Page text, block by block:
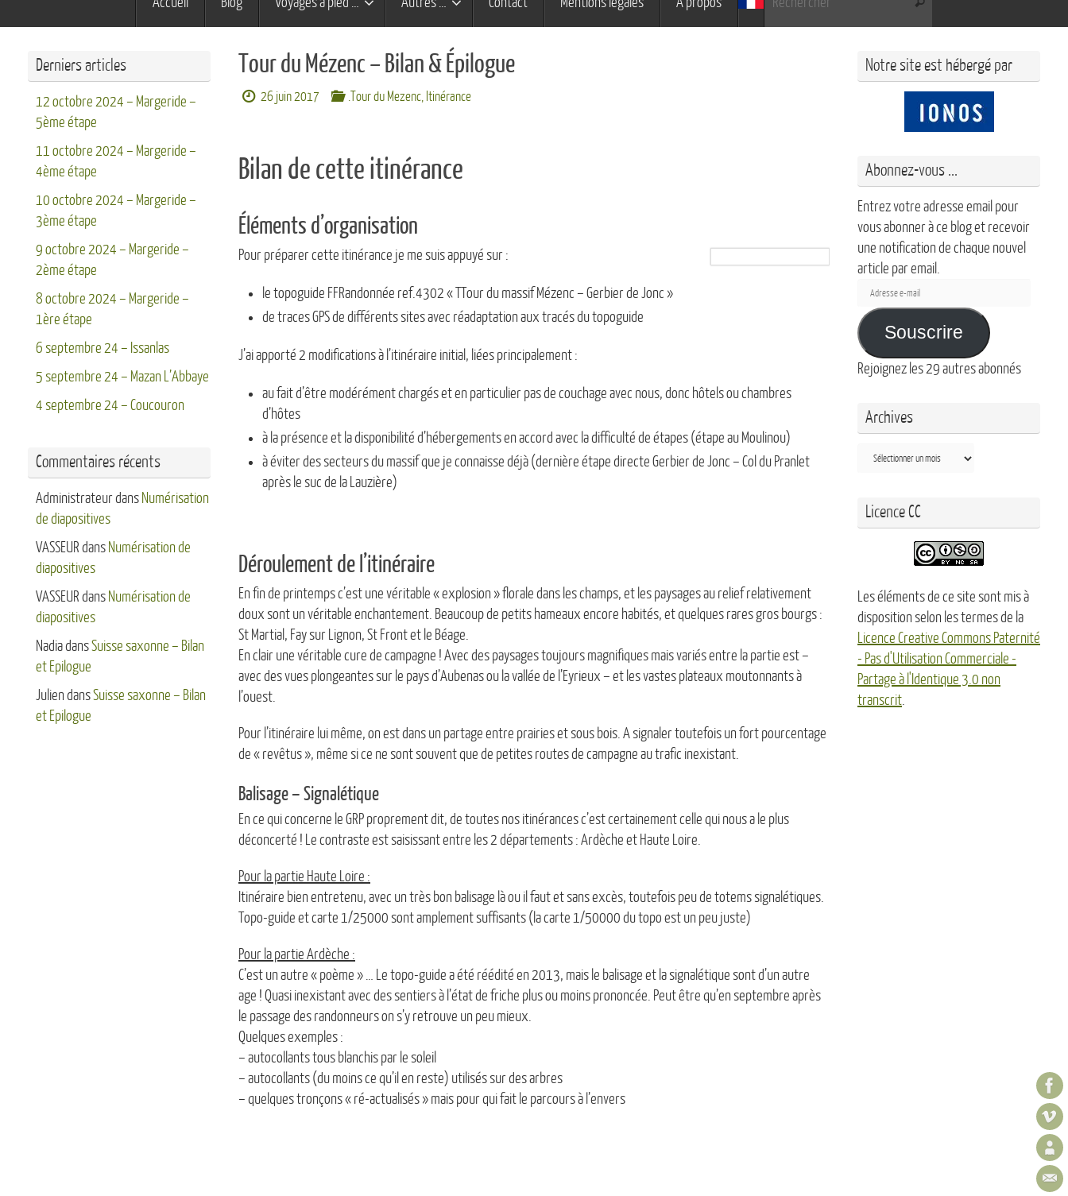
Tour du Mézenc – Bilan & Épilogue
26 juin 2017 .Tour du Mezenc, Itinérance
Bilan de cette itinérance
Éléments d’organisation
Pour préparer cette itinérance je me suis appuyé sur :
le topoguide FFRandonnée ref.4302 « TTour du massif Mézenc – Gerbier de Jonc »
de traces GPS de différents sites avec réadaptation aux tracés du topoguide
J’ai apporté 2 modifications à l’itinéraire initial, liées principalement :
au fait d’être modérément chargés et en particulier pas de couchage avec nous, donc hôtels ou chambres
d’hôtes
à la présence et la disponibilité d’hébergements en accord avec la difficulté de étapes (étape au Moulinou)
à éviter des secteurs du massif que je connaisse déjà (dernière étape directe Gerbier de Jonc – Col du Pranlet
après le suc de la Lauzière)
Déroulement de l’itinéraire
En fin de printemps c’est une véritable « explosion » florale dans les champs, et les paysages au relief relativement
doux sont un véritable enchantement. Beaucoup de petits hameaux encore habités, et quelques rares gros bourgs :
St Martial, Fay sur Lignon, St Front et le Béage.
En clair une véritable cure de campagne ! Avec des paysages toujours magnifiques mais variés entre la partie est –
avec des vues plongeantes sur le pays d’Aubenas ou la vallée de l’Eyrieux – et les vastes plateaux moutonnants à
l’ouest.
Pour l’itinéraire lui même, on est dans un partage entre prairies et sous bois. A signaler toutefois un fort pourcentage
de « revêtus », même si ce ne sont souvent que de petites routes de campagne au trafic inexistant.
Balisage – Signalétique
En ce qui concerne le GRP proprement dit, de toutes nos itinérances c’est certainement celle qui nous a le plus
déconcerté ! Le contraste est saisissant entre les 2 départements : Ardèche et Haute Loire.
Pour la partie Haute Loire :
Itinéraire bien entretenu, avec un très bon balisage là ou il faut et sans excès, toutefois peu de totems signalétiques.
Topo-guide et carte 1/25000 sont amplement suffisants (la carte 1/50000 du topo est un peu juste)
Pour la partie Ardèche :
C’est un autre « poème » … Le topo-guide a été réédité en 2013, mais le balisage et la signalétique sont d’un autre
age ! Quasi inexistant avec des sentiers à l’état de friche plus ou moins prononcée. Peut être qu’en septembre après
le passage des randonneurs on s’y retrouve un peu mieux.
Quelques exemples :
– autocollants tous blanchis par le soleil
– autocollants (du moins ce qu’il en reste) utilisés sur des arbres
– quelques tronçons « ré-actualisés » mais pour qui fait le parcours à l’envers
Derniers articles
12 octobre 2024 – Margeride –
5ème étape
11 octobre 2024 – Margeride –
4ème étape
10 octobre 2024 – Margeride –
3ème étape
9 octobre 2024 – Margeride –
2ème étape
8 octobre 2024 – Margeride –
1ère étape
6 septembre 24 – Issanlas
5 septembre 24 – Mazan L’Abbaye
4 septembre 24 – Coucouron
Commentaires récents
Administrateurdans Numérisation
de diapositives
VASSEUR dans Numérisation de
diapositives
VASSEUR dans Numérisation de
diapositives
NadiadansSuisse saxonne – Bilan
et Epilogue
Julien dansSuisse saxonne – Bilan
et Epilogue
Notre site est hébergé par
Abonnez-vous ...
Entrez votre adresse email pour
vous abonner à ce blog et recevoir
une notification de chaque nouvel
article par email.
Adresse
e-
mail
Souscrire
Rejoignez les 29 autres abonnés
Archives
Archives
Licence CC
Les éléments de ce site sont mis à
disposition selon les termes de la
Licence Creative Commons Paternité
- Pas d'Utilisation Commerciale -
Partage à l'Identique 3.0 non
transcrit